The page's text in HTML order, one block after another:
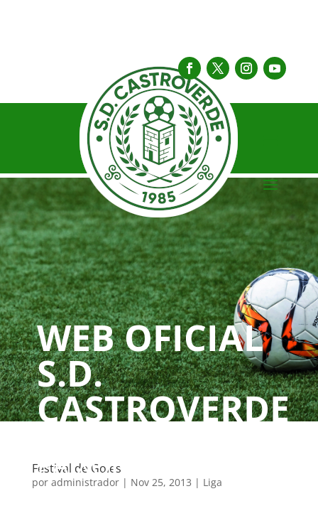
WEB OFICIAL
S.D.
CASTROVERDE
PAIXÓN
Festival de Goles
por administrador| Nov 25, 2013 | Liga